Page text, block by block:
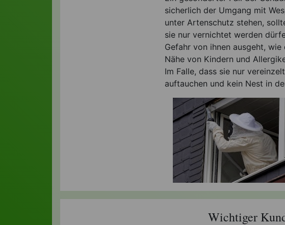
sicherlich der Umgang mit
unter Artenschutz stehen,
sie nur vernichtet werden
Gefahr von ihnen ausgeht,
Nähe von Kindern und
Im Falle, dass sie nur
auftauchen und kein Nest in
Wichtiger